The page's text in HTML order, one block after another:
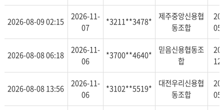
2026-08-09 02:15
2026-11-
07
*3211**3478*
제주중앙신용협
동조합
2026-08-08 06:18
2026-11-
06
*3700**4640*
믿음신용협동조
합
2026-08-08 13:56
2026-11-
06
*3102**5519*
대전우리신용협
동조합